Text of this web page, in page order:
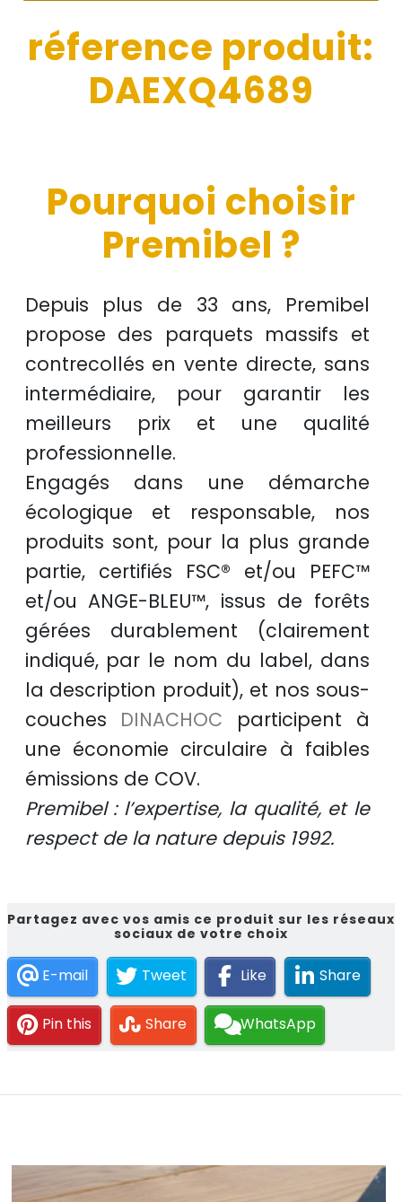
réference produit:
DAEXQ4689
Pourquoi choisir
Premibel ?
Depuis plus de 33 ans, Premibel
propose des parquets massifs et
contrecollés envente directe, sans
intermédiaire, pour garantir les
meilleurs prixet une qualité
professionnelle.
Engagés dans une démarche
écologique et responsable, nos
produits sont, pour la plus grande
partie, certifiés FSC® et/ou PEFC™
et/ouANGE-BLEU™, issus de forêts
gérées durablement (clairement
indiqué, par le nom du label, dans
la description produit), et nos sous-
couches DINACHOC participent à
une économie circulaire à faibles
émissions de COV.
Premibel : l’expertise, la qualité, et le
respect de la nature depuis 1992.
Partagez avec vos amis ce produit sur les réseaux
sociaux de votre choix
E-mail Tweet Like Share
Pin this Share WhatsApp